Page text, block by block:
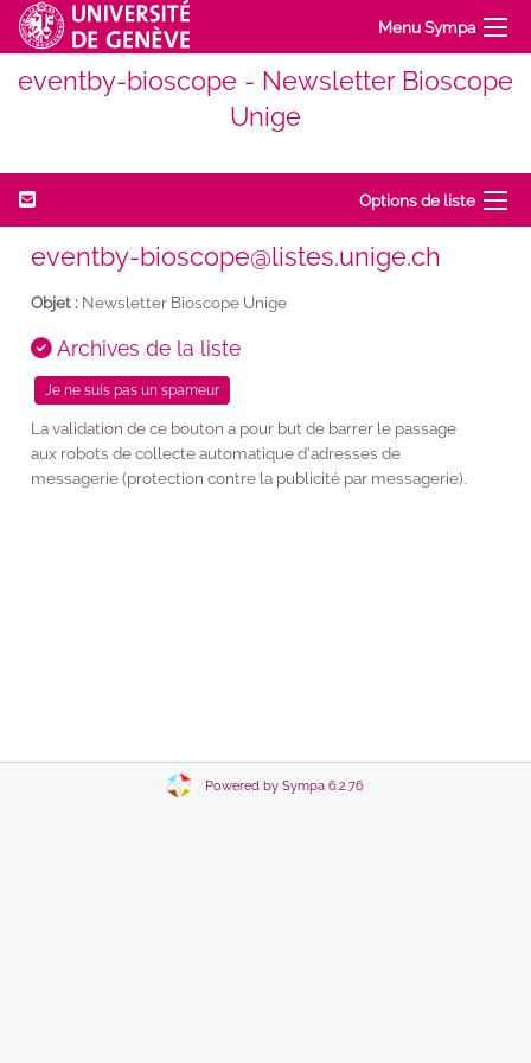
Menu Sympa
eventby-bioscope - Newsletter Bioscope
Unige
Options de liste
eventby-bioscope@listes.unige.ch
Objet : Newsletter Bioscope Unige
Archives de la liste
La validation de ce bouton a pour but de barrer le passage
aux robots de collecte automatique d'adresses de
messagerie (protection contre la publicité par messagerie).
Powered by Sympa 6.2.76